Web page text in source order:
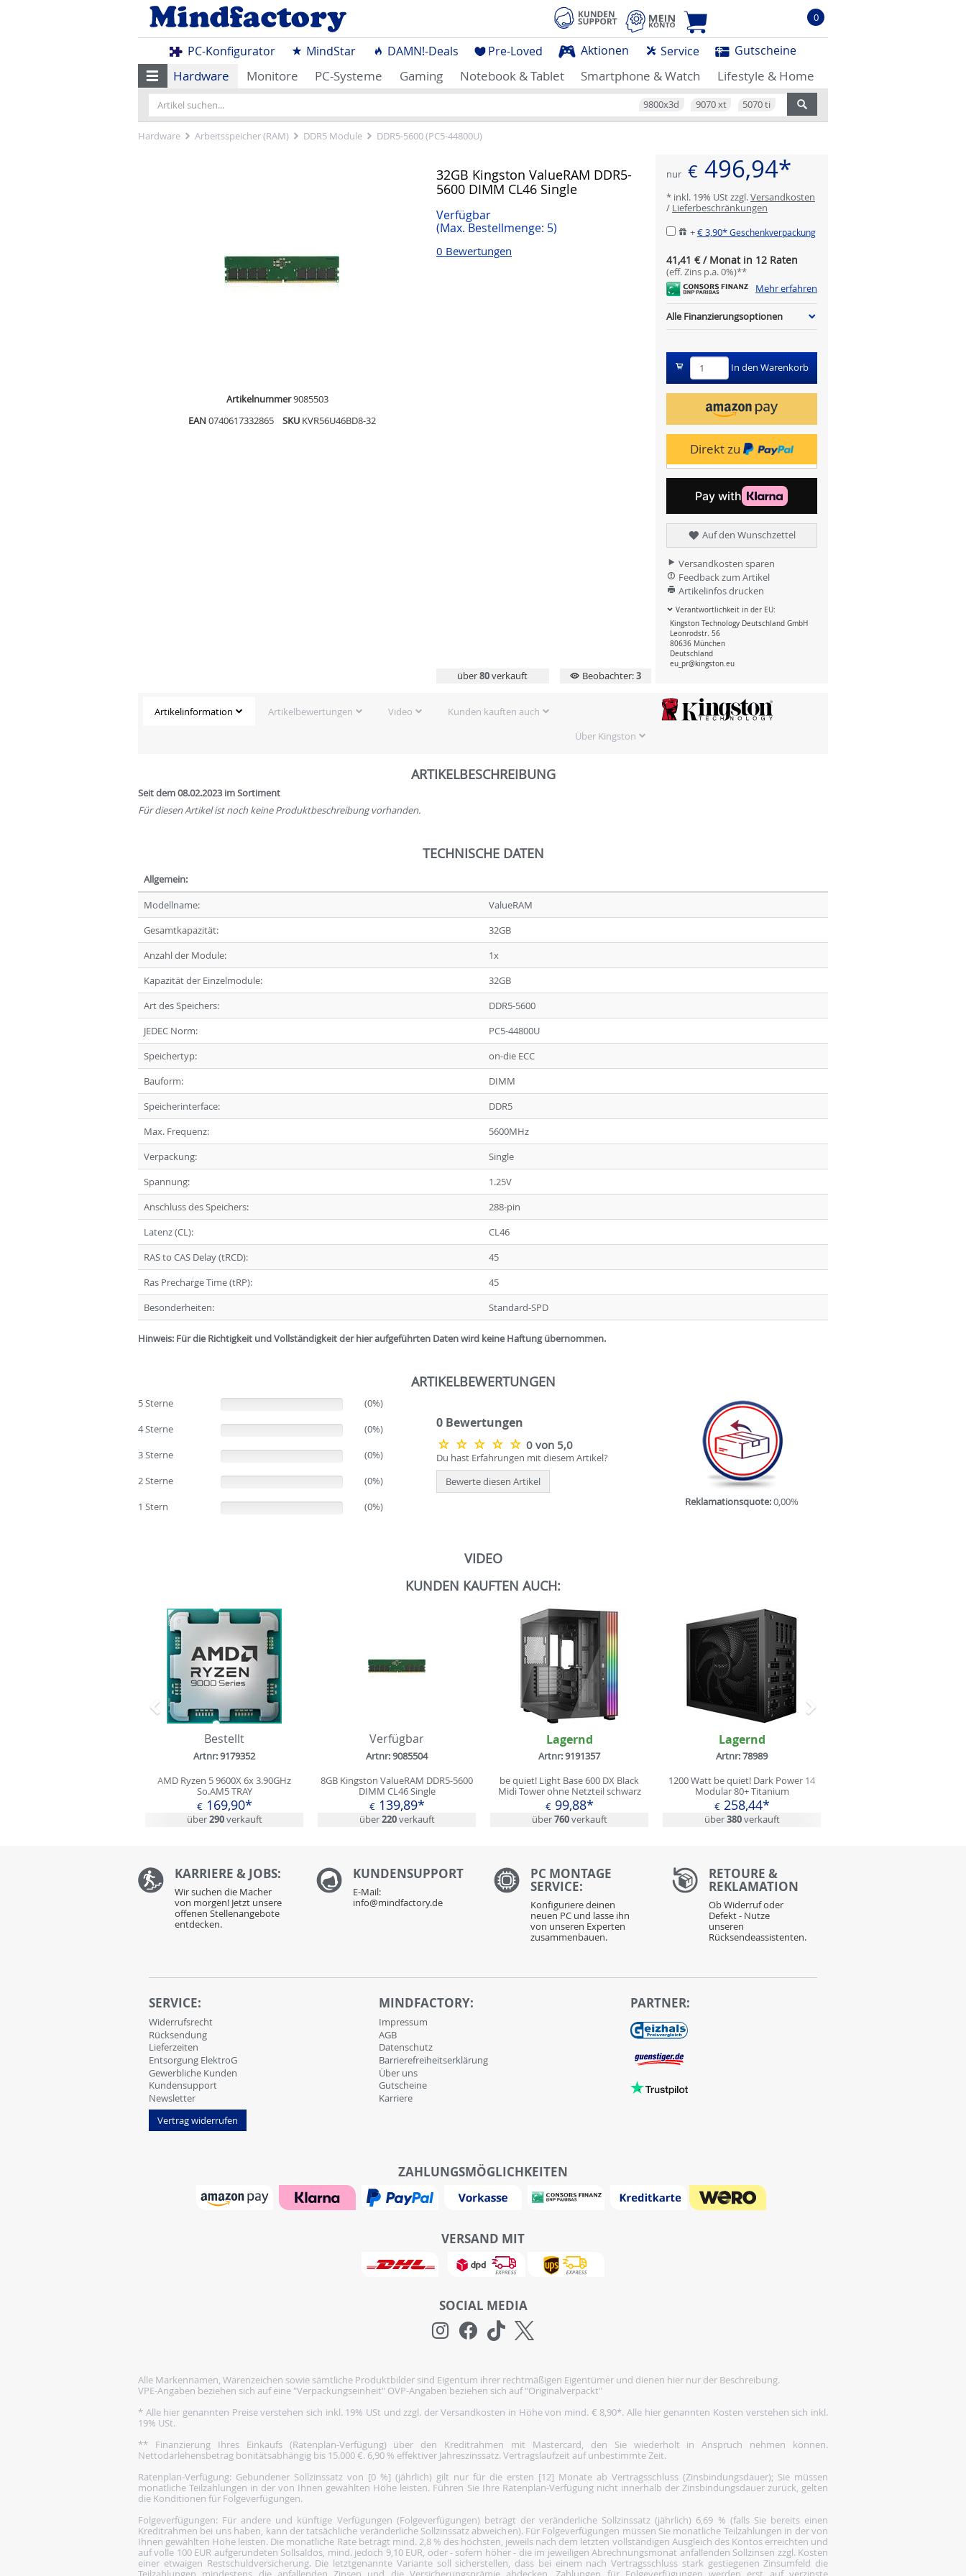
0
PC-Konfigurator MindStar DAMN!-Deals Pre-Loved Aktionen Service Gutscheine
Hardware Monitore PC-Systeme Gaming Notebook & Tablet Smartphone & Watch Lifestyle & Home
9800x3d 9070 xt 5070 ti
Hardware Arbeitsspeicher (RAM) DDR5 Module DDR5-5600 (PC5-44800U)
Artikelnummer9085503
EAN 0740617332865 SKU KVR56U46BD8-32
32GB Kingston ValueRAM DDR5-
5600 DIMM CL46 Single
Verfügbar
(Max. Bestellmenge: 5)
0 Bewertungen
über80verkauft Beobachter:3
nur € 496,94*
* inkl. 19% USt zzgl.Versandkosten
/ Lieferbeschränkungen
+€ 3,90* Geschenkverpackung
41,41 € / Monat in 12 Raten
(eff. Zins p.a. 0%)**
Mehr erfahren
Alle Finanzierungsoptionen
In den Warenkorb
Direkt zu
Auf den Wunschzettel
Versandkosten sparen
Feedback zum Artikel
Artikelinfos drucken
Verantwortlichkeit in der EU:
Kingston Technology Deutschland GmbH
Leonrodstr. 56
80636 München
Deutschland
eu_pr@kingston.eu
Artikelinformation Artikelbewertungen Video
Kunden kauften auch
Über Kingston
ARTIKELBESCHREIBUNG
Seit dem 08.02.2023 im Sortiment
Für diesen Artikel ist noch keine Produktbeschreibung vorhanden.
TECHNISCHE DATEN
Allgemein:
Modellname:
ValueRAM
Gesamtkapazität:
32GB
Anzahl der Module:
1x
Kapazität der Einzelmodule:
32GB
Art des Speichers:
DDR5-5600
JEDEC Norm:
PC5-44800U
Speichertyp:
on-die ECC
Bauform:
DIMM
Speicherinterface:
DDR5
Max. Frequenz:
5600MHz
Verpackung:
Single
Spannung:
1.25V
Anschluss des Speichers:
288-pin
Latenz (CL):
CL46
RAS to CAS Delay (tRCD):
45
Ras Precharge Time (tRP):
45
Besonderheiten:
Standard-SPD
Hinweis: Für die Richtigkeit und Vollständigkeit der hier aufgeführten Daten wird keine Haftung übernommen.
ARTIKELBEWERTUNGEN
5 Sterne
(0%)
4 Sterne
(0%)
3 Sterne
(0%)
2 Sterne
(0%)
1 Stern
(0%)
0 Bewertungen
0 von 5,0
Du hast Erfahrungen mit diesem Artikel?
Bewerte diesen Artikel
Reklamationsquote:0,00%
VIDEO
KUNDEN KAUFTEN AUCH:
Bestellt
Artnr: 9179352
AMD Ryzen 5 9600X 6x 3.90GHz
So.AM5 TRAY
€169,90*
über290verkauft
Verfügbar
Artnr: 9085504
8GB Kingston ValueRAM DDR5-5600
DIMM CL46 Single
€139,89*
über220verkauft
Lagernd
Artnr: 9191357
be quiet! Light Base 600 DX Black
Midi Tower ohne Netzteil schwarz
€99,88*
über760verkauft
Lagernd
Artnr: 78989
1200 Watt be quiet! Dark Power 14
Modular 80+ Titanium
€258,44*
über380verkauft
Zurück Nächstes
KARRIERE & JOBS:
Wir suchen die Macher
von morgen! Jetzt unsere
offenen Stellenangebote
entdecken.
KUNDENSUPPORT
E-Mail:
info@mindfactory.de
PC MONTAGE
SERVICE:
Konfiguriere deinen
neuen PC und lasse ihn
von unseren Experten
zusammenbauen.
RETOURE &
REKLAMATION
Ob Widerruf oder
Defekt - Nutze
unseren
Rücksendeassistenten.
SERVICE:
Widerrufsrecht
Rücksendung
Lieferzeiten
Entsorgung ElektroG
Gewerbliche Kunden
Kundensupport
Newsletter
Vertrag widerrufen
MINDFACTORY:
Impressum
AGB
Datenschutz
Barrierefreiheitserklärung
Über uns
Gutscheine
Karriere
PARTNER:
ZAHLUNGSMÖGLICHKEITEN
VERSAND MIT
SOCIAL MEDIA
Alle Markennamen, Warenzeichen sowie sämtliche Produktbilder sind Eigentum ihrer rechtmäßigen Eigentümer und dienen hier nur der Beschreibung.
VPE-Angaben beziehen sich auf eine "Verpackungseinheit" OVP-Angaben beziehen sich auf "Originalverpackt"
* Alle hier genannten Preise verstehen sich inkl. 19% USt und zzgl. der Versandkosten in Höhe von mind. € 8,90*. Alle hier genannten Kosten verstehen sich inkl.
19% USt.
** Finanzierung Ihres Einkaufs (Ratenplan-Verfügung) über den Kreditrahmen mit Mastercard, den Sie wiederholt in Anspruch nehmen können.
Nettodarlehensbetrag bonitätsabhängig bis 15.000 €. 6,90 % effektiver Jahreszinssatz. Vertragslaufzeit auf unbestimmte Zeit.
Ratenplan-Verfügung: Gebundener Sollzinssatz von [0 %] (jährlich) gilt nur für die ersten [12] Monate ab Vertragsschluss (Zinsbindungsdauer); Sie müssen
monatliche Teilzahlungen in der von Ihnen gewählten Höhe leisten. Führen Sie Ihre Ratenplan-Verfügung nicht innerhalb der Zinsbindungsdauer zurück, gelten
die Konditionen für Folgeverfügungen.
Folgeverfügungen: Für andere und künftige Verfügungen (Folgeverfügungen) beträgt der veränderliche Sollzinssatz (jährlich) 6,69 % (falls Sie bereits einen
Kreditrahmen bei uns haben, kann der tatsächliche veränderliche Sollzinssatz abweichen). Für Folgeverfügungen müssen Sie monatliche Teilzahlungen in der von
Ihnen gewählten Höhe leisten. Die monatliche Rate beträgt mind. 2,8 % des höchsten, jeweils nach dem letzten vollständigen Ausgleich des Kontos erreichten und
auf volle 100 EUR aufgerundeten Sollsaldos, mind. jedoch 9,10 EUR, oder - sofern höher - die im jeweiligen Abrechnungsmonat anfallenden Sollzinsen zzgl. Kosten
einer etwaigen Restschuldversicherung. Die letztgenannte Variante soll sicherstellen, dass bei einem nach Vertragsschluss stark gestiegenen Zinsumfeld die